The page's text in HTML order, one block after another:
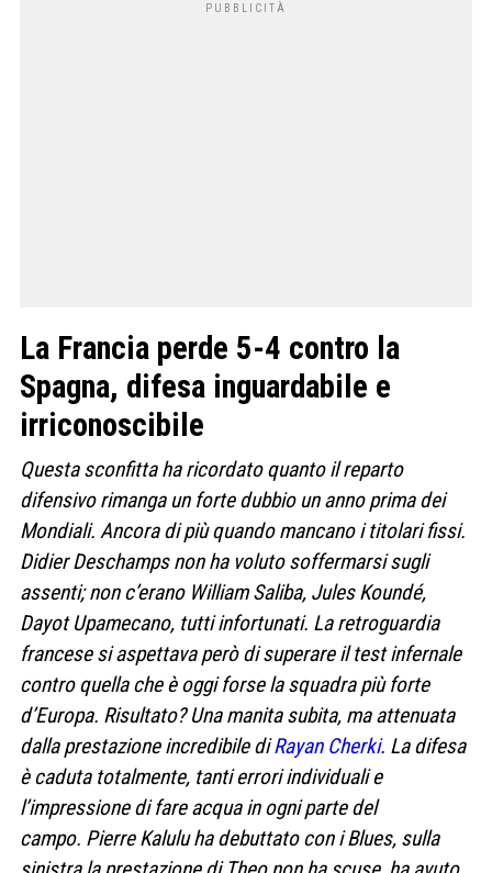
La Francia perde 5-4 contro la
Spagna, difesa inguardabile e
irriconoscibile
Questa sconfitta ha ricordato quanto il reparto
difensivo rimanga un forte dubbio un anno prima dei
Mondiali. Ancora di più quando mancano i titolari fissi.
Didier Deschamps non ha voluto soffermarsi sugli
assenti; non c’erano William Saliba, Jules Koundé,
Dayot Upamecano, tutti infortunati. La retroguardia
francese si aspettava però di superare il test infernale
contro quella che è oggi forse la squadra più forte
d’Europa. Risultato? Una manita subita, ma attenuata
dalla prestazione incredibile diRayan Cherki. La difesa
è caduta totalmente, tanti errori individuali e
l’impressione di fare acqua in ogni parte del
campo. Pierre Kalulu ha debuttato con i Blues, sulla